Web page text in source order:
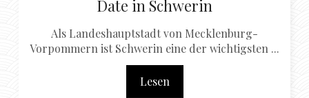
Date in Schwerin
Als Landeshauptstadt von Mecklenburg-
Vorpommern ist Schwerin eine der wichtigsten ...
Lesen